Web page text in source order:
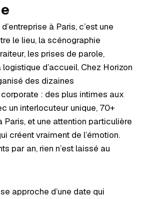
à Paris, c’est une
le lieu, la scénographie
les prises de parole,
logistique d’accueil. Chez Horizon
des dizaines
corporate : des plus intimes aux
un interlocuteur unique, 70+
Paris, et une attention particulière
créent vraiment de l’émotion.
par an, rien n’est laissé au
approche d’une date qui